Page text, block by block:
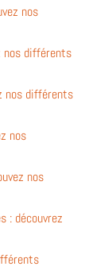
nos
nos différents
nos différents
nos
nos
: découvrez